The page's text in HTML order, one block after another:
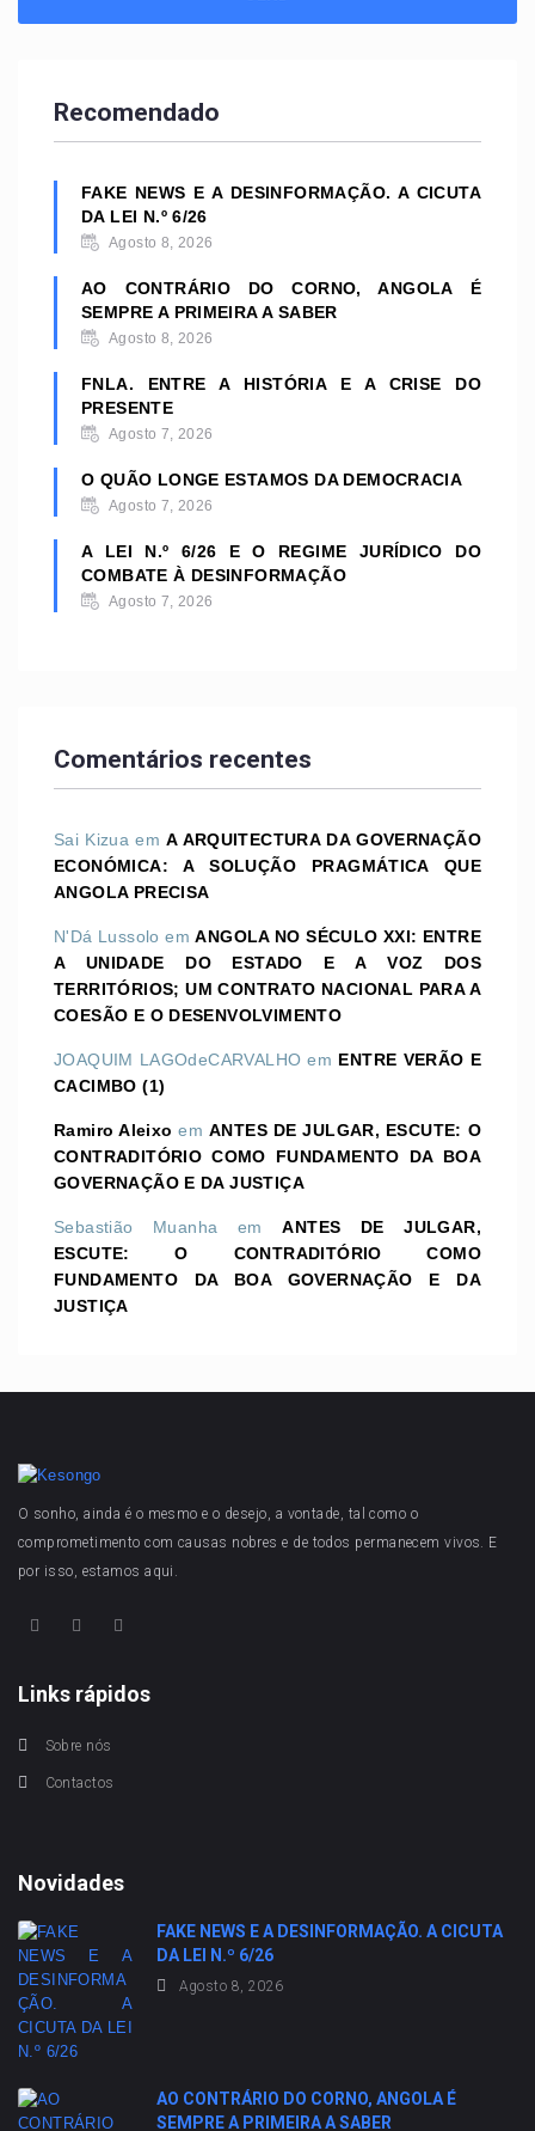
Recomendado
FAKE NEWS E A DESINFORMAÇÃO. A CICUTA
DA LEI N.º 6/26
Agosto 8, 2026
AO CONTRÁRIO DO CORNO, ANGOLA É
SEMPRE A PRIMEIRA A SABER
Agosto 8, 2026
FNLA. ENTRE A HISTÓRIA E A CRISE DO
PRESENTE
Agosto 7, 2026
O QUÃO LONGE ESTAMOS DA DEMOCRACIA
Agosto 7, 2026
A LEI N.º 6/26 E O REGIME JURÍDICO DO
COMBATE À DESINFORMAÇÃO
Agosto 7, 2026
Comentários recentes
Sai Kizua emA ARQUITECTURA DA GOVERNAÇÃO
ECONÓMICA: A SOLUÇÃO PRAGMÁTICA QUE
ANGOLA PRECISA
N'Dá Lussolo emANGOLA NO SÉCULO XXI: ENTRE
A UNIDADE DO ESTADO E A VOZ DOS
TERRITÓRIOS; UM CONTRATO NACIONAL PARA A
COESÃO E O DESENVOLVIMENTO
JOAQUIM LAGOdeCARVALHO em ENTRE VERÃO E
CACIMBO (1)
Ramiro Aleixo emANTES DE JULGAR, ESCUTE: O
CONTRADITÓRIO COMO FUNDAMENTO DA BOA
GOVERNAÇÃO E DA JUSTIÇA
Sebastião Muanha emANTES DE JULGAR,
ESCUTE: O CONTRADITÓRIO COMO
FUNDAMENTO DA BOA GOVERNAÇÃO E DA
JUSTIÇA
O sonho, ainda é o mesmo e o desejo, a vontade, tal como o
comprometimento com causas nobres e de todos permanecem vivos. E
por isso, estamos aqui.
Links rápidos
Sobre nós
Contactos
Novidades
FAKE NEWS E A DESINFORMAÇÃO. A CICUTA
DA LEI N.º 6/26
Agosto 8, 2026
AO CONTRÁRIO DO CORNO, ANGOLA É
SEMPRE A PRIMEIRA A SABER